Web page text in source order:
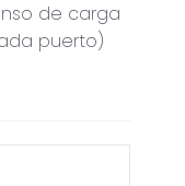
de carga
puerto)